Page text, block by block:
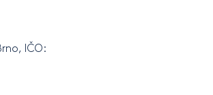
IČO: